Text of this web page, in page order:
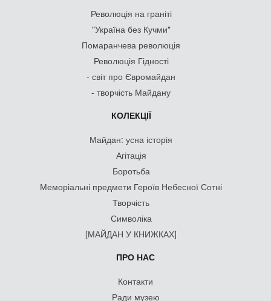
Революція на граніті
"Україна без Кучми"
Помаранчева революція
Революція Гідності
- світ про Євромайдан
- творчість Майдану
КОЛЕКЦІЇ
Майдан: усна історія
Агітація
Боротьба
Меморіальні предмети Героїв Небесної Сотні
Творчість
Символіка
[МАЙДАН У КНИЖКАХ]
ПРО НАС
Контакти
Ради музею